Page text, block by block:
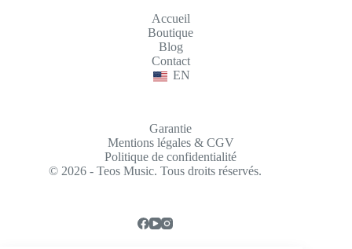
Accueil
Boutique
Blog
Contact
EN
Garantie
Mentions légales & CGV
Politique de confidentialité
© 2026 - Teos Music. Tous droits réservés.